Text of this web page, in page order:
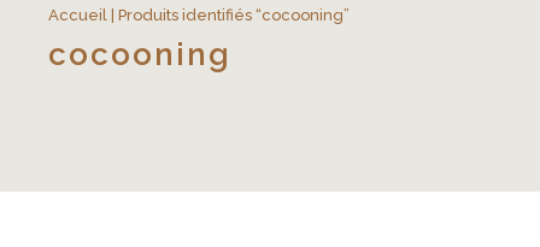
Accueil | Produits identifiés “cocooning”
cocooning